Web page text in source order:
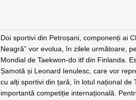
Doi sportivi din Petroșani, componenți ai
Neagră” vor evolua, în zilele următoare,
Mondial de Taekwon-do itf din Finlanda.
Șamotă și Leonard Ienulesc, care vor
cu alți sportivi din țară, în lotul național de
importantă competiție internațională.